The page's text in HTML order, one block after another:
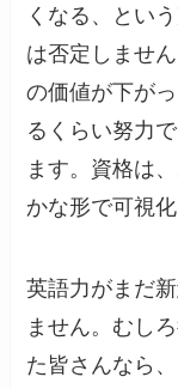
くなる、とい
は否定しませ
の価値が下が
るくらい努力
ます。資格は
かな形で可視
英語力がまだ
ません。むし
た皆さんなら